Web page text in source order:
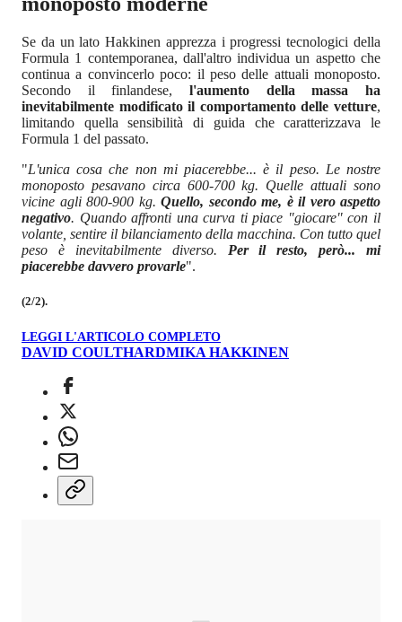
Se da un lato Hakkinen apprezza i progressi tecnologici della
Formula 1 contemporanea, dall'altro individua un aspetto che
continua a convincerlo poco: il peso delle attuali monoposto.
Secondo il finlandese, l'aumento della massa ha
inevitabilmente modificato il comportamento delle vetture,
limitando quella sensibilità di guida che caratterizzava le
Formula 1 del passato.
"L'unica cosa che non mi piacerebbe... è il peso. Le nostre
monoposto pesavano circa 600-700 kg. Quelle attuali sono
vicine agli 800-900 kg. Quello, secondo me, è il vero aspetto
negativo. Quando affronti una curva ti piace "giocare" con il
volante, sentire il bilanciamento della macchina. Con tutto quel
peso è inevitabilmente diverso. Per il resto, però... mi
piacerebbe davvero provarle".
(2/2).
LEGGI L'ARTICOLO COMPLETO
DAVID COULTHARDMIKA HAKKINEN